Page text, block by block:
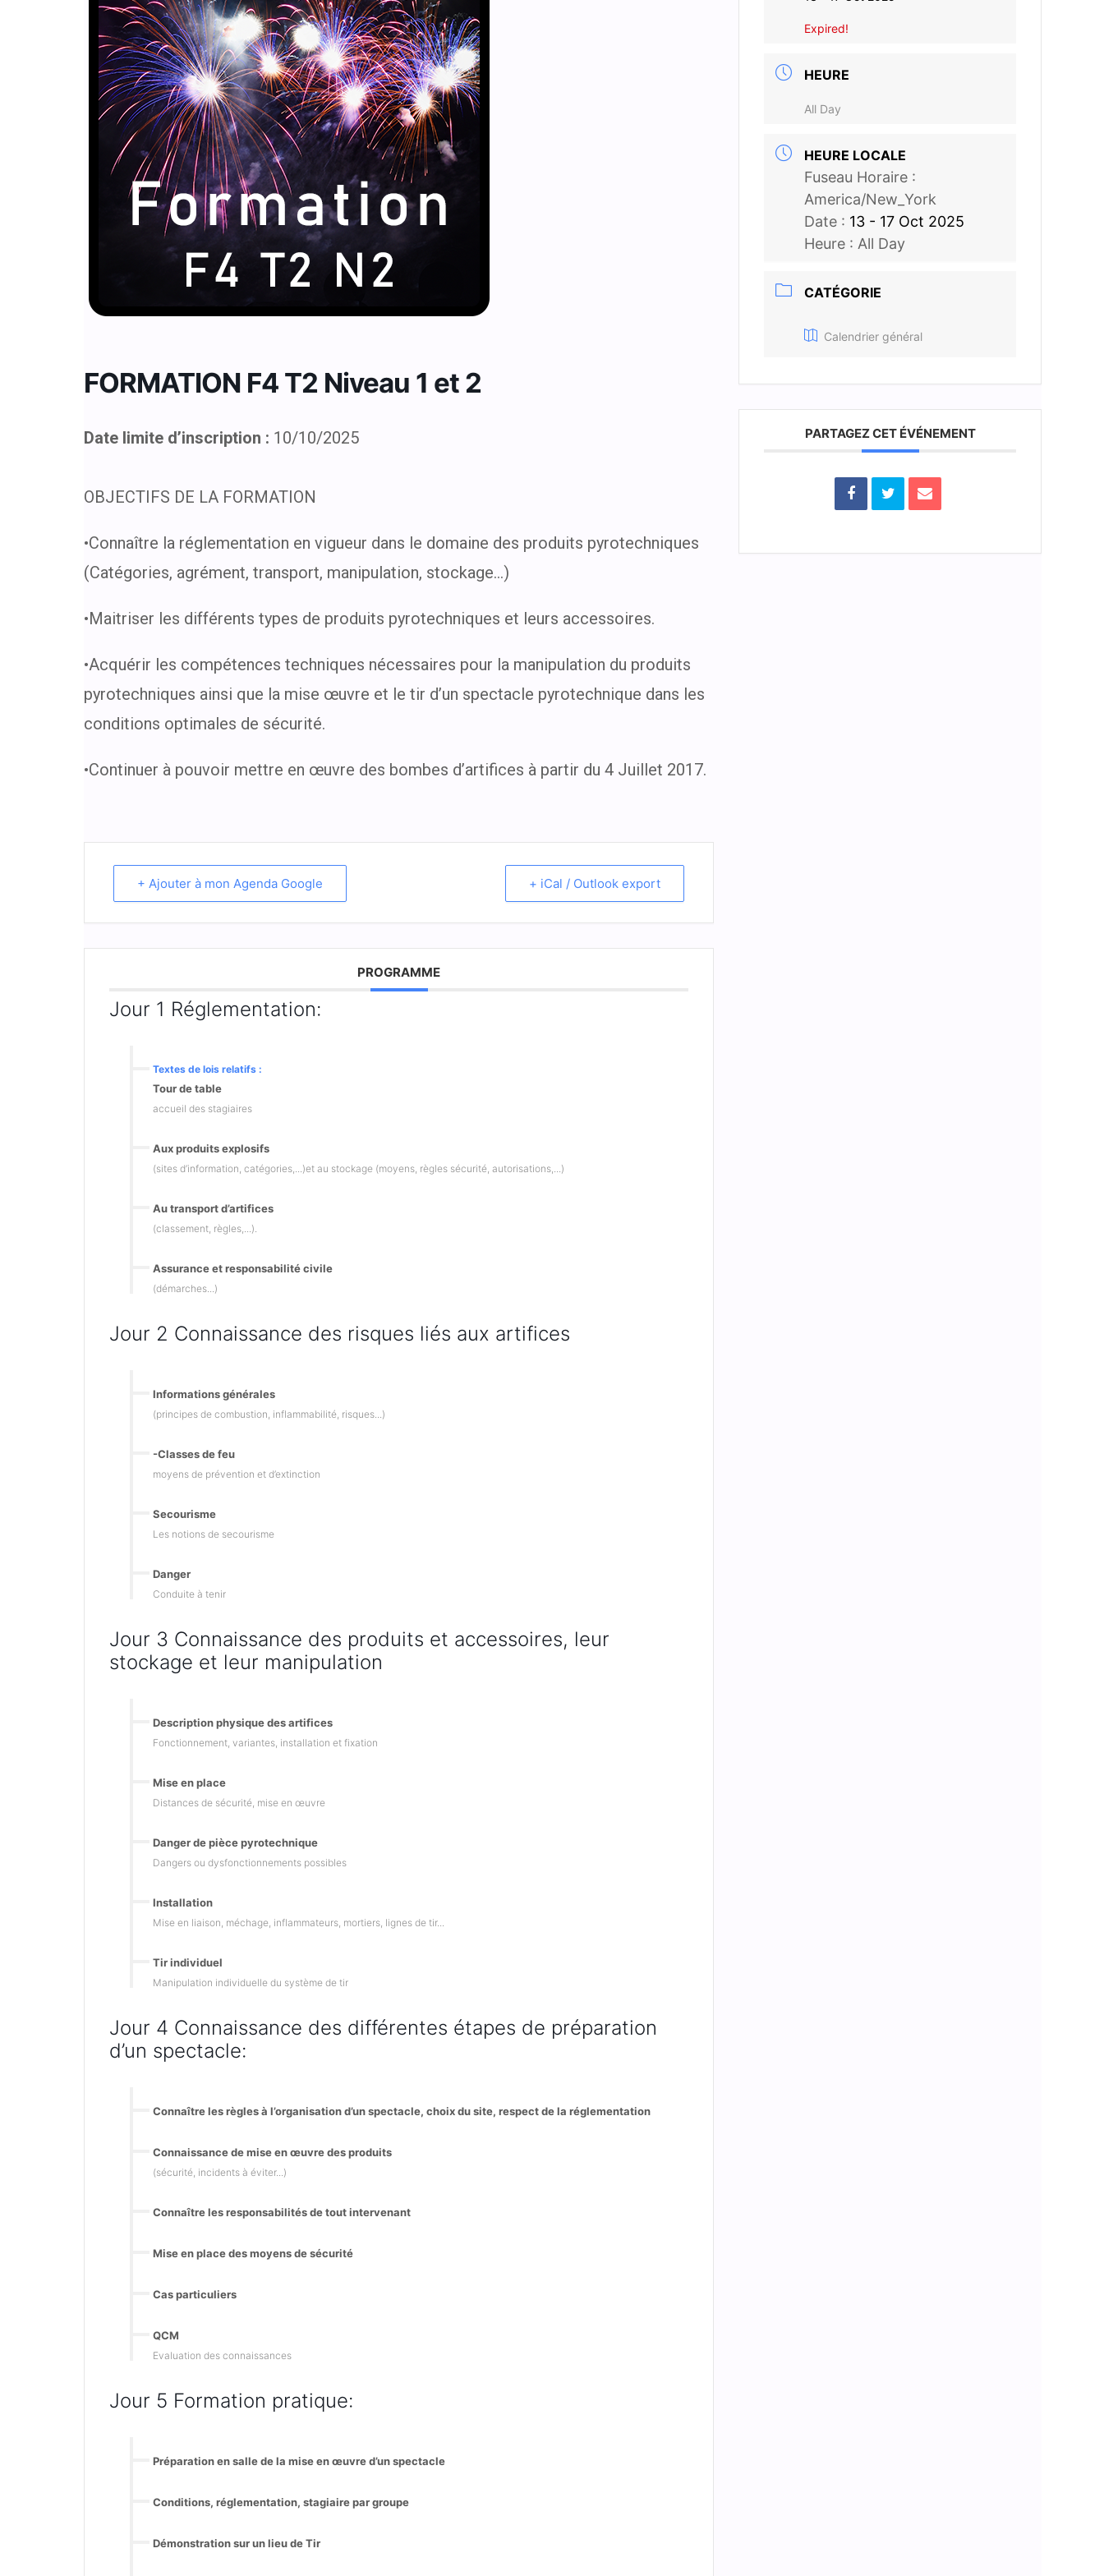
FORMATION F4 T2 Niveau 1 et 2
Date limite d’inscription : 10/10/2025
OBJECTIFS DE LA FORMATION
•Connaître la réglementation en vigueur dans le domaine des produits pyrotechniques
(Catégories, agrément, transport, manipulation, stockage…)
•Maitriser les différents types de produits pyrotechniques et leurs accessoires.
•Acquérir les compétences techniques nécessaires pour la manipulation du produits
pyrotechniques ainsi que la mise œuvre et le tir d’un spectacle pyrotechnique dans les
conditions optimales de sécurité.
•Continuer à pouvoir mettre en œuvre des bombes d’artifices à partir du 4 Juillet 2017.
+ Ajouter à mon Agenda Google + iCal / Outlook export
PROGRAMME
Jour 1 Réglementation:
Textes de lois relatifs :
Tour de table
accueil des stagiaires
Aux produits explosifs
(sites d’information, catégories,...)et au stockage (moyens, règles sécurité, autorisations,...)
Au transport d’artifices
(classement, règles,...).
Assurance et responsabilité civile
(démarches...)
Jour 2 Connaissance des risques liés aux artifices
Informations générales
(principes de combustion, inflammabilité, risques...)
-Classes de feu
moyens de prévention et d’extinction
Secourisme
Les notions de secourisme
Danger
Conduite à tenir
Jour 3 Connaissance des produits et accessoires, leur
stockage et leur manipulation
Description physique des artifices
Fonctionnement, variantes, installation et fixation
Mise en place
Distances de sécurité, mise en œuvre
Danger de pièce pyrotechnique
Dangers ou dysfonctionnements possibles
Installation
Mise en liaison, méchage, inflammateurs, mortiers, lignes de tir...
Tir individuel
Manipulation individuelle du système de tir
Jour 4 Connaissance des différentes étapes de préparation
d’un spectacle:
Connaître les règles à l’organisation d’un spectacle, choix du site, respect de la réglementation
Connaissance de mise en œuvre des produits
(sécurité, incidents à éviter...)
Connaître les responsabilités de tout intervenant
Mise en place des moyens de sécurité
Cas particuliers
QCM
Evaluation des connaissances
Jour 5 Formation pratique:
Préparation en salle de la mise en œuvre d’un spectacle
Conditions, réglementation, stagiaire par groupe
Démonstration sur un lieu de Tir
Expired!
HEURE
All Day
HEURE LOCALE
Fuseau Horaire :
America/New_York
Date : 13 - 17 Oct 2025
Heure : All Day
CATÉGORIE
Calendrier général
PARTAGEZ CET ÉVÉNEMENT